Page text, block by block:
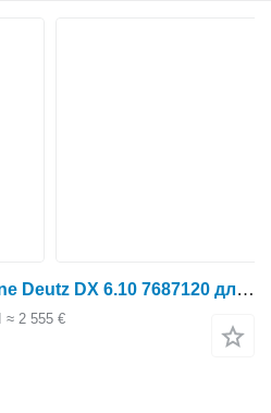
Engine Deutz-Fahr Engine Deutz DX 6.10 7687120 для трактора колесного Deutz-Fahr
≈ 2 555 €